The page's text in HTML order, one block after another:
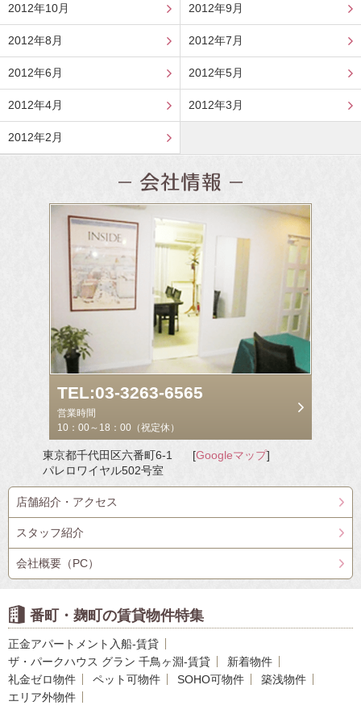
2012年10月 2012年9月
2012年8月 2012年7月
2012年6月 2012年5月
2012年4月 2012年3月
2012年2月
TEL:03-3263-6565
営業時間
10：00～18：00（祝定休）
東京都千代田区六番町6-1
パレロワイヤル502号室
[Googleマップ]
店舗紹介・アクセス
スタッフ紹介
会社概要（PC）
番町・麹町の賃貸物件特集
正金アパートメント入船-賃貸
ザ・パークハウス グラン 千鳥ヶ淵-賃貸
新着物件
礼金ゼロ物件
ペット可物件 SOHO可物件
築浅物件
エリア外物件